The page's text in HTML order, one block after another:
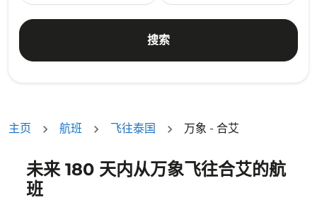
搜索
主页 航班 飞往泰国 万象 - 合艾
未来 180 天内从万象飞往合艾的航
班
没有符合您的筛选条件的机票。请调整您的筛选条件。